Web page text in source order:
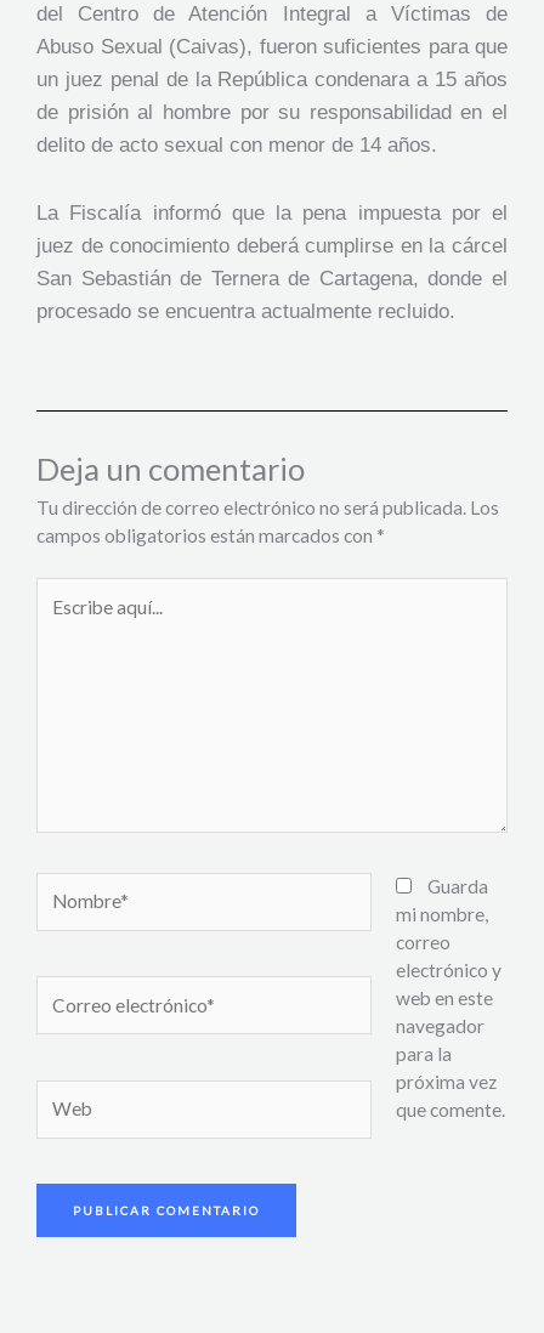
del Centro de Atención Integral a Víctimas de
Abuso Sexual (Caivas), fueron suficientes para que
un juez penal de la República condenara a 15 años
de prisión al hombre por su responsabilidad en el
delito de acto sexual con menor de 14 años.
La Fiscalía informó que la pena impuesta por el
juez de conocimiento deberá cumplirse en la cárcel
San Sebastián de Ternera de Cartagena, donde el
procesado se encuentra actualmente recluido.
Deja un comentario
Tu dirección de correo electrónico no será publicada. Los
campos obligatorios están marcados con *
aquí...
electrónico*
Guarda
mi nombre,
correo
electrónico y
web en este
navegador
para la
próxima vez
que comente.